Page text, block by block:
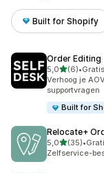
Built for Shopify
Order Editing
5,0van 5
(6)
6 recensies in
•
Verhoog je
supportvragen
Built for
Relocate+
5,0van 5
(35)
35 recensies
•
Zelfservice-